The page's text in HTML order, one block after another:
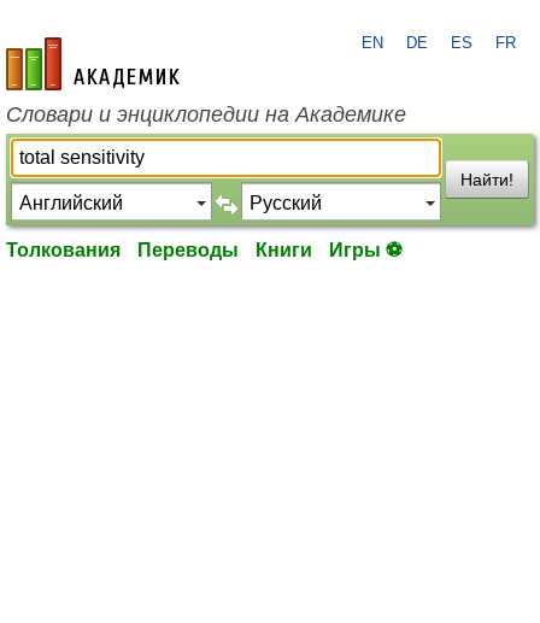
academic.ru
EN DE ES FR
Словари и энциклопедии на Академике
Найти!
Толкования Переводы Книги Игры ⚽